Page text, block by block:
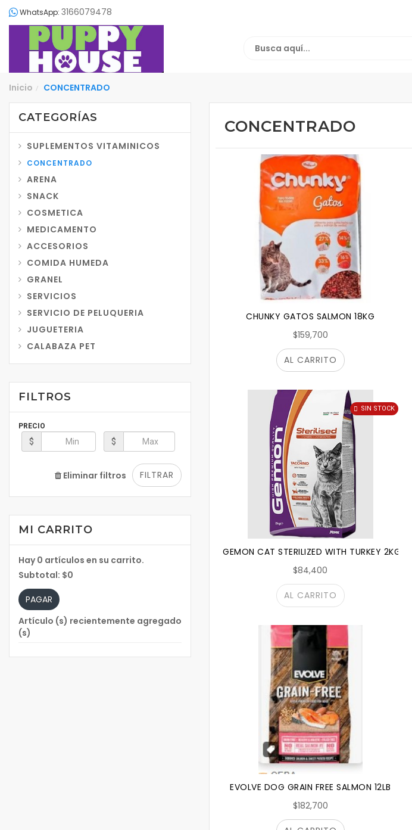
WhatsApp: 3166079478
Inicio / CONCENTRADO
CONCENTRADO
CHUNKY GATOS SALMON 18KG
$159,700
AL CARRITO
GEMON CAT STERILIZED WITH TURKEY 2KG
$84,400
AL CARRITO
SIN STOCK
EVOLVE DOG GRAIN FREE SALMON 12LB
$182,700
CATEGORÍAS
SUPLEMENTOS VITAMINICOS
CONCENTRADO
ARENA
SNACK
COSMETICA
MEDICAMENTO
ACCESORIOS
COMIDA HUMEDA
GRANEL
SERVICIOS
SERVICIO DE PELUQUERIA
JUGUETERIA
CALABAZA PET
FILTROS
PRECIO
$ $
FILTRAR
Eliminar filtros
MI CARRITO
Hay0 artículos en su carrito.
Subtotal: $0
PAGAR
Artículo (s) recientemente agregado
(s)